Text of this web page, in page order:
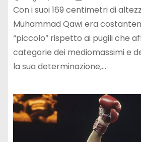
Con i suoi 169 centimetri di
Muhammad Qawi era
“piccolo” rispetto ai pugili che
categorie dei mediomassimi e
la sua determinazione,…